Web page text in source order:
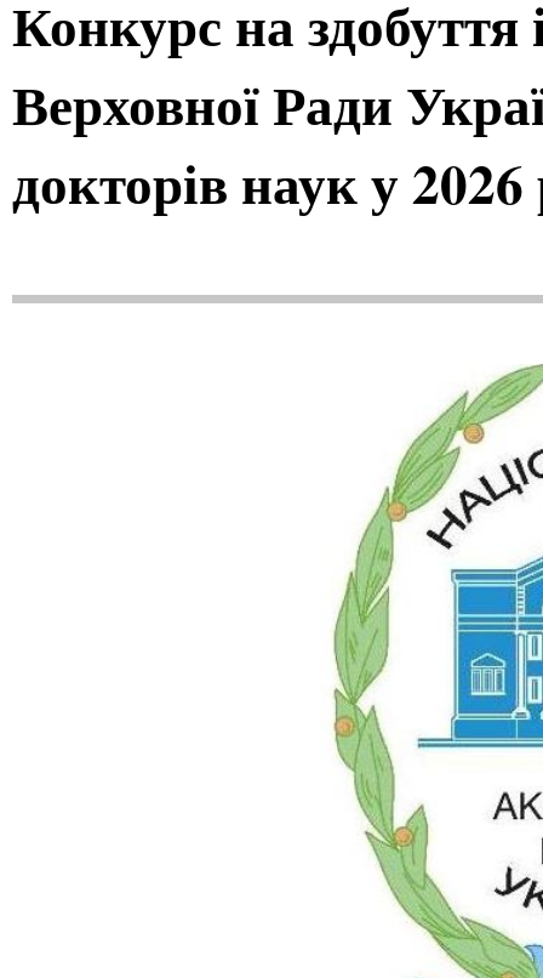
Конкурс на здобуття
Верховної Ради
докторів наук у 2026